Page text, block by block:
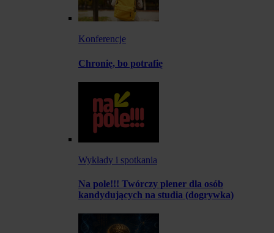
Konferencje
Chronię, bo potrafię
Wykłady i spotkania
Na pole!!! Twórczy plener dla osób
kandydujących na studia (dogrywka)